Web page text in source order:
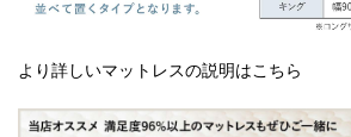
より詳しいマットレスの説明はこちら